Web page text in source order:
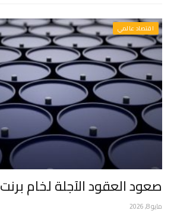
اقتصاد عالمي
صعود العقود الآجلة لخام برنت
مايو 8, 2026